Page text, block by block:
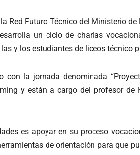
Red Futuro Técnico del Ministerio
un ciclo de charlas
y los estudiantes de liceos técnico
la jornada denominada
y están a cargo del profesor
es apoyar en su proceso
de orientación para que